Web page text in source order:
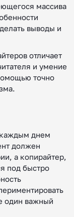
массива
выводы и
отличает
и умение
точно
каждым днем
должен
а копирайтер,
под быстро
один важный